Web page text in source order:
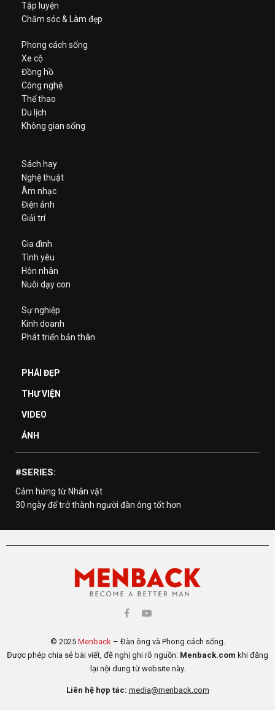
Tập luyện
Chăm sóc & Làm đẹp
Phong cách sống
Xe cộ
Đồng hồ
Công nghệ
Thể thao
Du lịch
Không gian sống
Sách hay
Nghệ thuật
Âm nhạc
Điện ảnh
Giải trí
Gia đình
Tình yêu
Hôn nhân
Nuôi dạy con
Sự nghiệp
Kinh doanh
Phát triển bản thân
PHÁI ĐẸP
THƯ VIỆN
VIDEO
ẢNH
#SERIES:
Cảm hứng từ Nhân vật
30 ngày để trở thành người đàn ông tốt hơn
© 2025 Menback– Đàn ông và Phong cách sống.
Được phép chia sẻ bài viết, đề nghị ghi rõ nguồn: Menback.com khi đăng
lại nội dung từ website này.
Liên hệ hợp tác: media@menback.com